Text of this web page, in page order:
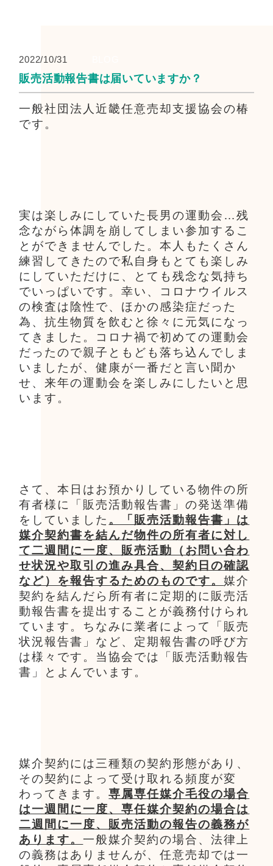
2022/10/31
販売活動報告書は届いていますか？
一般社団法人近畿任意売却支援協会の椿
です。
実は楽しみにしていた長男の運動会…残
念ながら体調を崩してしまい参加するこ
とができませんでした。本人もたくさん
練習してきたので私自身もとても楽しみ
にしていただけに、とても残念な気持ち
でいっぱいです。幸い、コロナウイルス
の検査は陰性で、ほかの感染症だった
為、抗生物質を飲むと徐々に元気になっ
てきました。コロナ禍で初めての運動会
だったので親子ともども落ち込んでしま
いましたが、健康が一番だと言い聞か
せ、来年の運動会を楽しみにしたいと思
います。
さて、本日はお預かりしている物件の所
有者様に「販売活動報告書」の発送準備
をしていました 。「販売活動報告書」は
媒介契約書を結んだ物件の所有者に対し
て二週間に一度、販売活動（お問い合わ
せ状況や取引の進み具合、契約日の確認
など）を報告するためのものです。媒介
契約を結んだら所有者に定期的に販売活
動報告書を提出することが義務付けられ
ています。ちなみに業者によって「販売
状況報告書」など、定期報告書の呼び方
は様々です。当協会では「販売活動報告
書」とよんでいます。
媒介契約には三種類の契約形態があり、
その契約によって受け取れる頻度が変
わってきます。専属専任媒介毛役の場合
は一週間に一度、専任媒介契約の場合は
二週間に一度、販売活動の報告の義務が
あります。一般媒介契約の場合、法律上
の義務はありませんが、任意売却では一